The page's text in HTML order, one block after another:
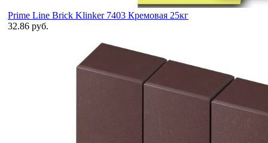
Prime Line Brick Klinker 7403 Кремовая 25кг
32.86 руб.